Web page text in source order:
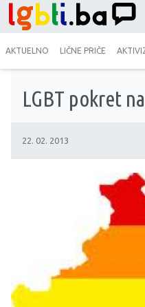
AKTUELNO LIČNE PRIČE
LGBT pokret
22. 02. 2013